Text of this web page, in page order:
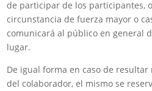
de participar de los participantes,
circunstancia de fuerza mayor o
comunicará al público en general
lugar.
De igual forma en caso de resultar
del colaborador, el mismo se